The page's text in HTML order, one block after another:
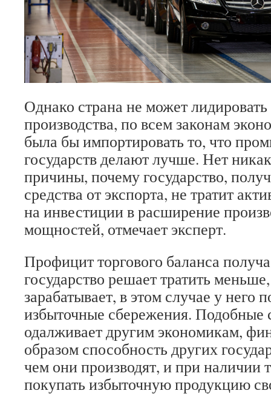
Однако страна не может лидировать
производства, по всем законам
была бы импортировать то, что
государств делают лучше. Нет
причины, почему государство,
средства от экспорта, не тратит
на инвестиции в расширение
мощностей, отмечает эксперт.
Профицит торгового баланса
государство решает тратить
зарабатывает, в этом случае у него
избыточные сбережения. Подобные
одалживает другим экономикам,
образом способность других
чем они производят, и при наличии
покупать избыточную продукцию